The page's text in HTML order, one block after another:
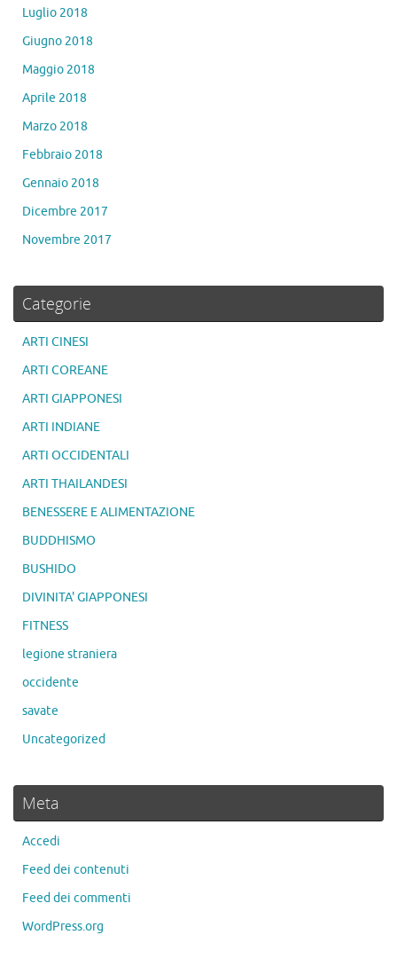
Luglio 2018
Giugno 2018
Maggio 2018
Aprile 2018
Marzo 2018
Febbraio 2018
Gennaio 2018
Dicembre 2017
Novembre 2017
Categorie
ARTI CINESI
ARTI COREANE
ARTI GIAPPONESI
ARTI INDIANE
ARTI OCCIDENTALI
ARTI THAILANDESI
BENESSERE E ALIMENTAZIONE
BUDDHISMO
BUSHIDO
DIVINITA' GIAPPONESI
FITNESS
legione straniera
occidente
savate
Uncategorized
Meta
Accedi
Feed dei contenuti
Feed dei commenti
WordPress.org